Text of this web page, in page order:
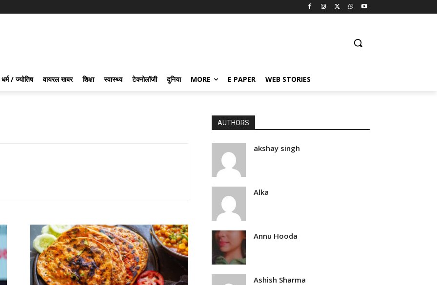
धर्म / ज्योतिष वायरल खबर शिक्षा स्वास्थ्य टेक्नोलॉजी दुनिया MORE E PAPER WEB STORIES
AUTHORS
akshay singh
Alka
Annu Hooda
Ashish Sharma